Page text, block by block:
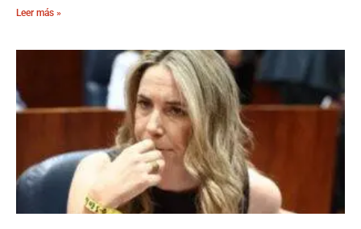
Leer más »